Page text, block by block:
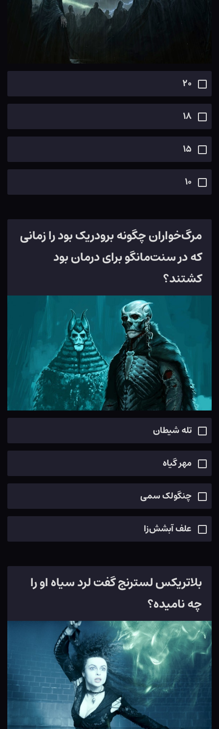
۲۰
۱۸
۱۵
۱۰
مرگ‌خواران چگونه برودریک بود را زمانی
که در سنت‌مانگو برای درمان بود
کشتند؟
تله شیطان
مهر گیاه
چنگولک سمی
علف آبشش‌زا
بلاتریکس لسترنج گفت لرد سیاه او را
چه نامیده؟